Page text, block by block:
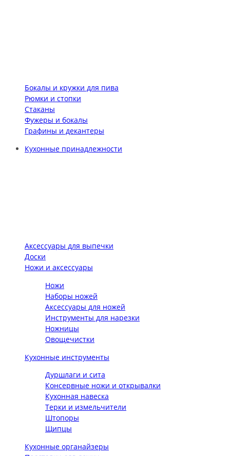
Бокалы и кружки для пива
Рюмки и стопки
Стаканы
Фужеры и бокалы
Графины и декантеры
Кухонные принадлежности
Аксессуары для выпечки
Доски
Ножи и аксессуары
Ножи
Наборы ножей
Аксессуары для ножей
Инструменты для нарезки
Ножницы
Овощечистки
Кухонные инструменты
Дуршлаги и сита
Консервные ножи и открывалки
Кухонная навеска
Терки и измельчители
Штопоры
Щипцы
Кухонные органайзеры